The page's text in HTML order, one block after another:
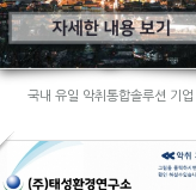
국내 유일 악취통합솔루션 기업